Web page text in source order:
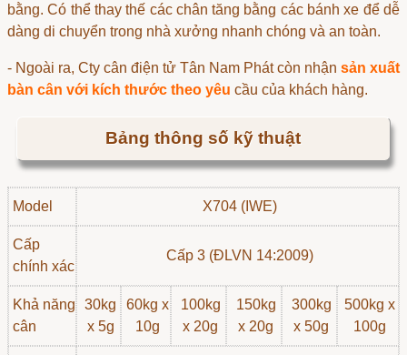
bằng. Có thể thay thế các chân tăng bằng các bánh xe để dễ
dàng di chuyển trong nhà xưởng nhanh chóng và an toàn.
- Ngoài ra, Cty cân điện tử Tân Nam Phát còn nhận sản xuất
bàn cân với kích thước theo yêu cầu của khách hàng.
Bảng thông số kỹ thuật
Model X704 (IWE)
Cấp
chính xác
Cấp 3 (ĐLVN 14:2009)
Khả năng
cân
30kg
x 5g
60kg x
10g
100kg
x 20g
150kg
x 20g
300kg
x 50g
500kg x
100g